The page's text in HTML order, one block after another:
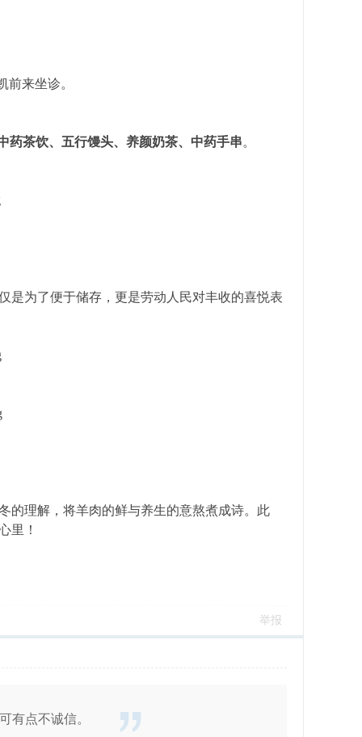
来坐诊。
药茶饮、五行馒头、养颜奶茶、中药手串。
为了便于储存，更是劳动人民对丰收的喜悦表
理解，将羊肉的鲜与养生的意熬煮成诗。此
里！
举报
有点不诚信。